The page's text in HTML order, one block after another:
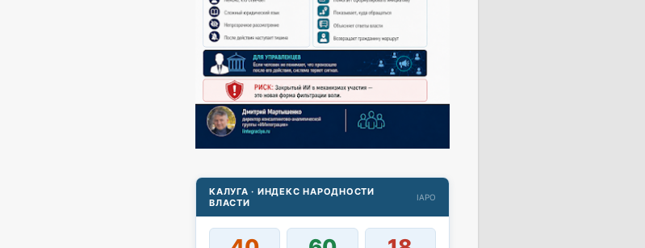
КАЛУГА · ИНДЕКС НАРОДНОСТИ
ВЛАСТИ
IAPO